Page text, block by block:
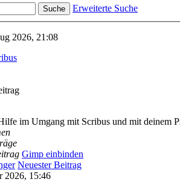
Suche Erweiterte Suche
2026, 21:08
im Umgang mit Scribus und mit deinem
Gimp einbinden
Neuester Beitrag
2026, 15:46